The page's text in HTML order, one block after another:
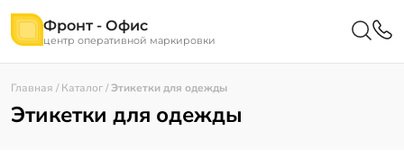
Фронт - Офис
центр оперативной маркировки
Главная /Каталог/Этикетки для одежды
Этикетки для одежды